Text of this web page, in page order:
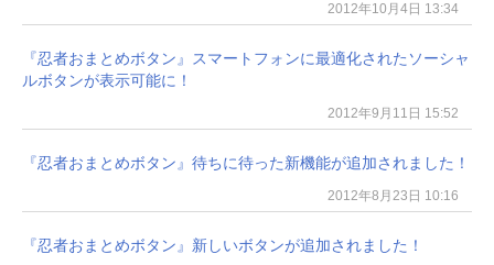
2012年10月4日 13:34
『忍者おまとめボタン』スマートフォンに最適化されたソーシャ
ルボタンが表示可能に！
2012年9月11日 15:52
『忍者おまとめボタン』待ちに待った新機能が追加されました！
2012年8月23日 10:16
『忍者おまとめボタン』新しいボタンが追加されました！